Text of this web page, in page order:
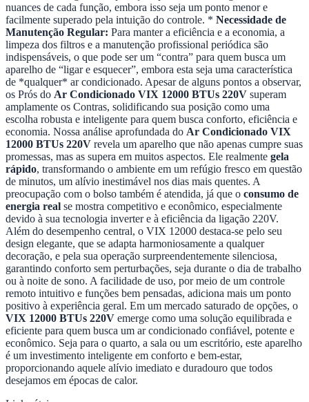
nuances de cada função, embora isso seja um ponto menor e
facilmente superado pela intuição do controle. * Necessidade de
Manutenção Regular: Para manter a eficiência e a economia, a
limpeza dos filtros e a manutenção profissional periódica são
indispensáveis, o que pode ser um “contra” para quem busca um
aparelho de “ligar e esquecer”, embora esta seja uma característica
de *qualquer* ar condicionado. Apesar de alguns pontos a observar,
os Prós do Ar Condicionado VIX 12000 BTUs 220V superam
amplamente os Contras, solidificando sua posição como uma
escolha robusta e inteligente para quem busca conforto, eficiência e
economia. Nossa análise aprofundada do Ar Condicionado VIX
12000 BTUs 220V revela um aparelho que não apenas cumpre suas
promessas, mas as supera em muitos aspectos. Ele realmente gela
rápido, transformando o ambiente em um refúgio fresco em questão
de minutos, um alívio inestimável nos dias mais quentes. A
preocupação com o bolso também é atendida, já que o consumo de
energia real se mostra competitivo e econômico, especialmente
devido à sua tecnologia inverter e à eficiência da ligação 220V.
Além do desempenho central, o VIX 12000 destaca-se pelo seu
design elegante, que se adapta harmoniosamente a qualquer
decoração, e pela sua operação surpreendentemente silenciosa,
garantindo conforto sem perturbações, seja durante o dia de trabalho
ou à noite de sono. A facilidade de uso, por meio de um controle
remoto intuitivo e funções bem pensadas, adiciona mais um ponto
positivo à experiência geral. Em um mercado saturado de opções, o
VIX 12000 BTUs 220V emerge como uma solução equilibrada e
eficiente para quem busca um ar condicionado confiável, potente e
econômico. Seja para o quarto, a sala ou um escritório, este aparelho
é um investimento inteligente em conforto e bem-estar,
proporcionando aquele alívio imediato e duradouro que todos
desejamos em épocas de calor.